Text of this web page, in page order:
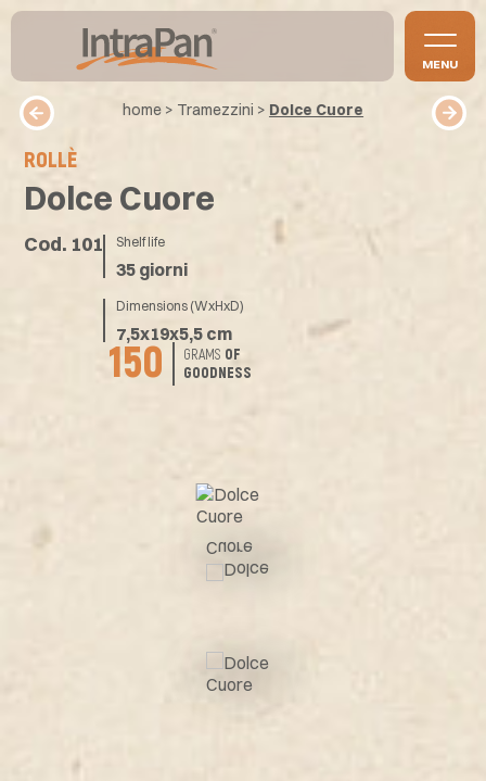
MENU
home > Tramezzini > Dolce Cuore
ROLLÈ
Dolce Cuore
Cod. 101
150 GRAMS OF
GOODNESS
Shelf life
35 giorni
Dimensions (WxHxD)
7,5x19x5,5 cm